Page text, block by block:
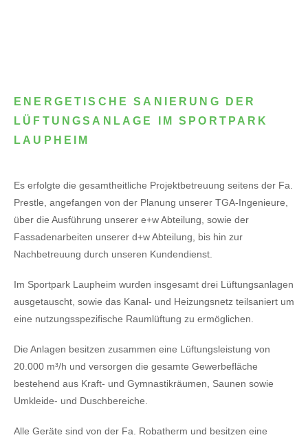
ENERGETISCHE SANIERUNG DER
LÜFTUNGSANLAGE IM SPORTPARK
LAUPHEIM
Es erfolgte die gesamtheitliche Projektbetreuung seitens der Fa.
Prestle, angefangen von der Planung unserer TGA-Ingenieure,
über die Ausführung unserer e+w Abteilung, sowie der
Fassadenarbeiten unserer d+w Abteilung, bis hin zur
Nachbetreuung durch unseren Kundendienst.
Im Sportpark Laupheim wurden insgesamt drei Lüftungsanlagen
ausgetauscht, sowie das Kanal- und Heizungsnetz teilsaniert um
eine nutzungsspezifische Raumlüftung zu ermöglichen.
Die Anlagen besitzen zusammen eine Lüftungsleistung von
20.000 m³/h und versorgen die gesamte Gewerbefläche
bestehend aus Kraft- und Gymnastikräumen, Saunen sowie
Umkleide- und Duschbereiche.
Alle Geräte sind von der Fa. Robatherm und besitzen eine